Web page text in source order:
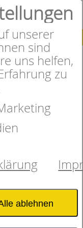
SUCHE
0
unserer
sind
uns helfen,
zu
ablehnen
im
und